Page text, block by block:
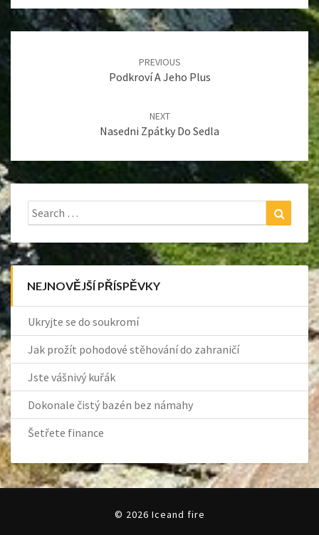
navigation
PREVIOUS
Podkroví A Jeho Plus
NEXT
Nasedni Zpátky Do Sedla
Search
for:
Search
NEJNOVĚJŠÍ PŘÍSPĚVKY
Ukryjte se do soukromí
Jak prožít pohodové stěhování do zahraničí
Jste vášnivý kuřák
Dokonale čistý bazén bez námahy
Šetřete finance
© 2026 Iceand fire